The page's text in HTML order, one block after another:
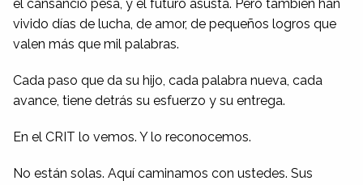
el cansancio pesa, y el futuro asusta. Pero también han
vivido días de lucha, de amor, de pequeños logros que
valen más que mil palabras.
Cada paso que da su hijo, cada palabra nueva, cada
avance, tiene detrás su esfuerzo y su entrega.
En el CRIT lo vemos. Y lo reconocemos.
No están solas. Aquí caminamos con ustedes. Sus